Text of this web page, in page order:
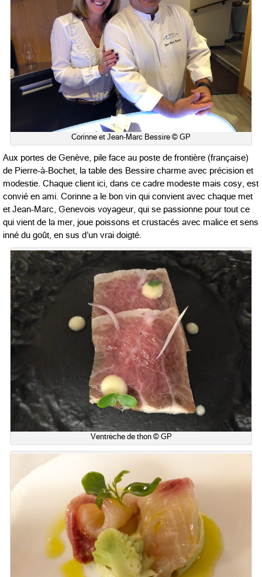
Corinne et Jean-Marc Bessire © GP
Aux portes de Genève, pile face au poste de frontière (française)
de Pierre-à-Bochet, la table des Bessire charme avec précision et
modestie. Chaque client ici, dans ce cadre modeste mais cosy, est
convié en ami. Corinne a le bon vin qui convient avec chaque met
et Jean-Marc, Genevois voyageur, qui se passionne pour tout ce
qui vient de la mer, joue poissons et crustacés avec malice et sens
inné du goût, en sus d’un vrai doigté.
Ventrèche de thon © GP